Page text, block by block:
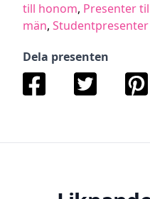
till honom, Presenter
män, Studentpresenter
Dela presenten